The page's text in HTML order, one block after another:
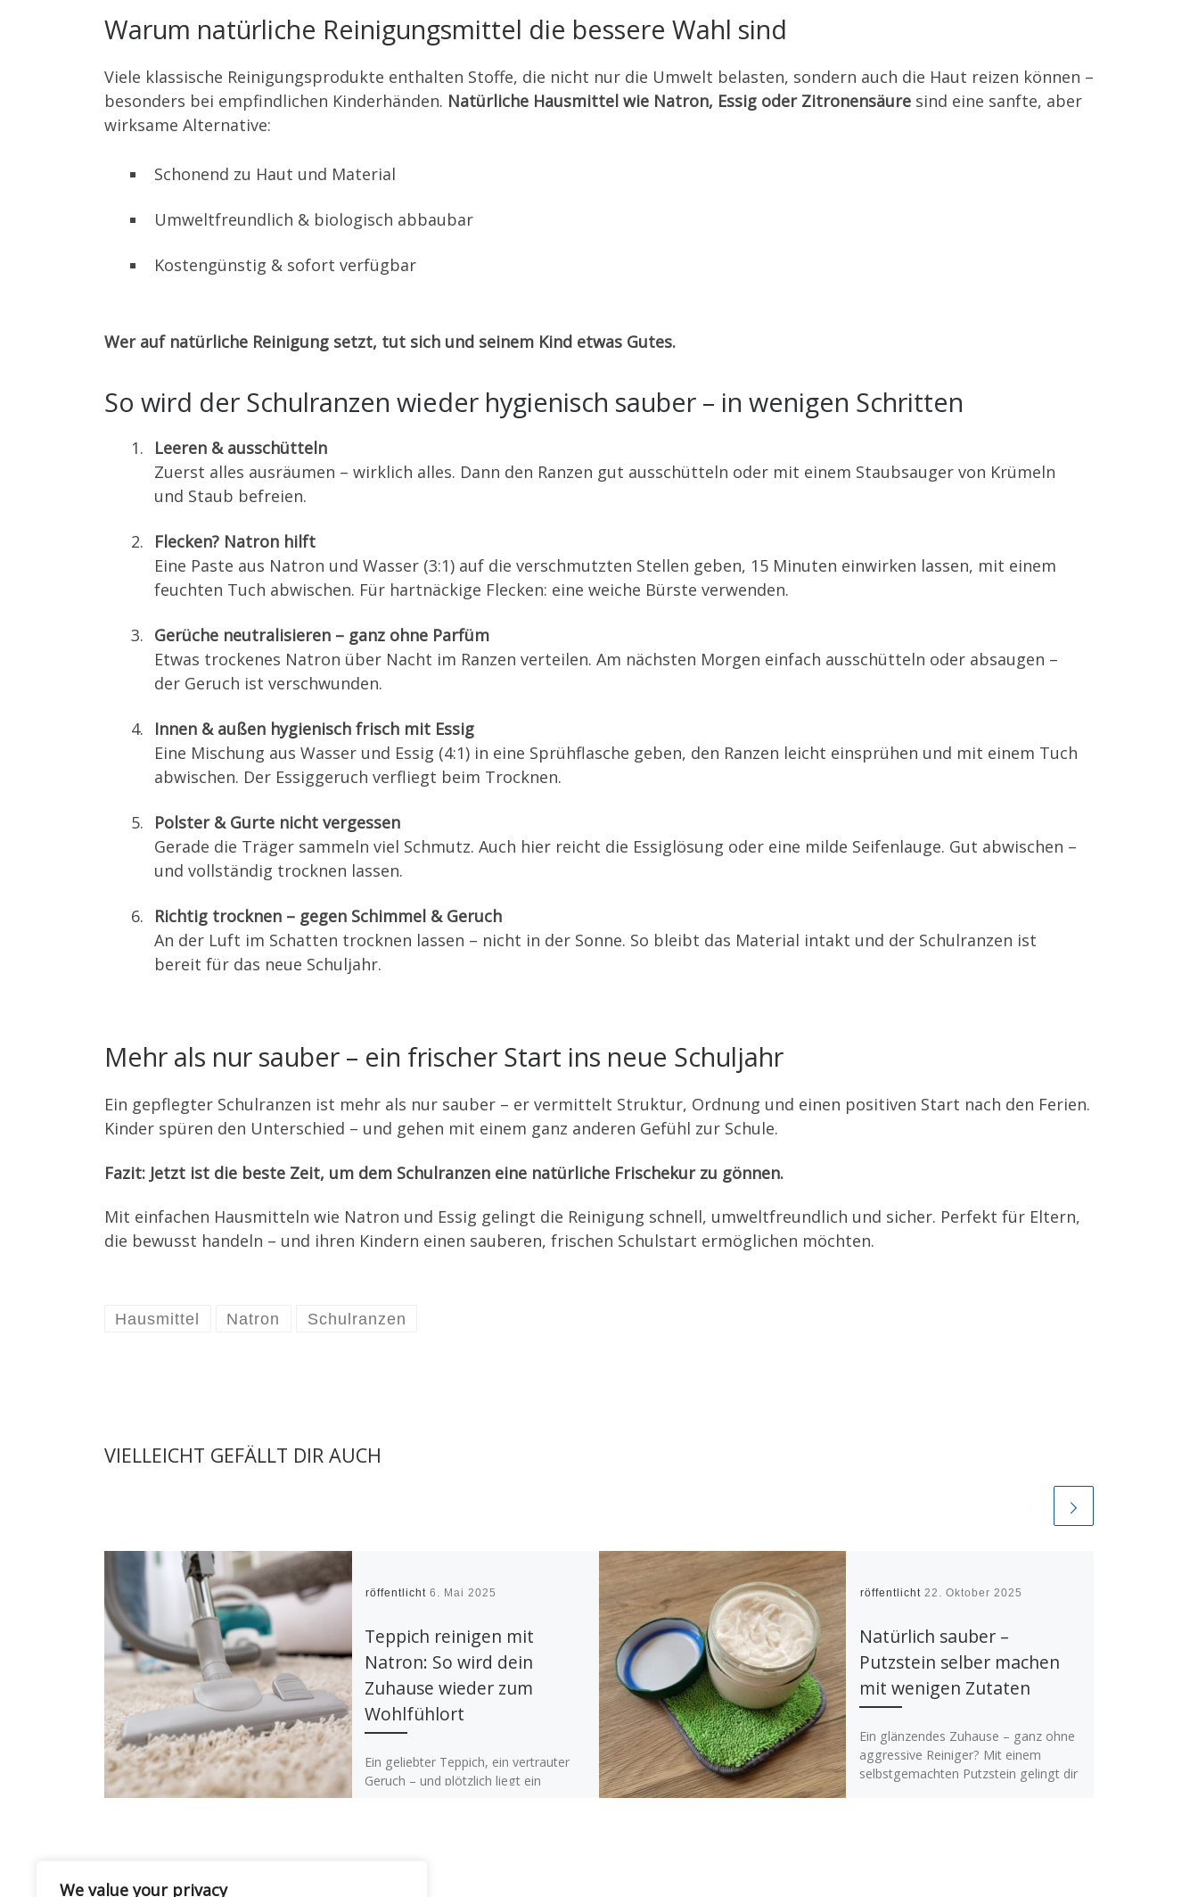
We value your privacy
Warum natürliche Reinigungsmittel die bessere Wahl sind
Viele klassische Reinigungsprodukte enthalten Stoffe, die nicht nur die Umwelt belasten, sondern auch die Haut reizen können –
besonders bei empfindlichen Kinderhänden. Natürliche Hausmittel wie Natron, Essig oder Zitronensäure sind eine sanfte, aber
wirksame Alternative:
Schonend zu Haut und Material
Umweltfreundlich & biologisch abbaubar
Kostengünstig & sofort verfügbar
Wer auf natürliche Reinigung setzt, tut sich und seinem Kind etwas Gutes.
So wird der Schulranzen wieder hygienisch sauber – in wenigen Schritten
Leeren & ausschütteln
Zuerst alles ausräumen – wirklich alles. Dann den Ranzen gut ausschütteln oder mit einem Staubsauger von Krümeln
und Staub befreien.
Flecken? Natron hilft
Eine Paste aus Natron und Wasser (3:1) auf die verschmutzten Stellen geben, 15 Minuten einwirken lassen, mit einem
feuchten Tuch abwischen. Für hartnäckige Flecken: eine weiche Bürste verwenden.
Gerüche neutralisieren – ganz ohne Parfüm
Etwas trockenes Natron über Nacht im Ranzen verteilen. Am nächsten Morgen einfach ausschütteln oder absaugen –
der Geruch ist verschwunden.
Innen & außen hygienisch frisch mit Essig
Eine Mischung aus Wasser und Essig (4:1) in eine Sprühflasche geben, den Ranzen leicht einsprühen und mit einem Tuch
abwischen. Der Essiggeruch verfliegt beim Trocknen.
Polster & Gurte nicht vergessen
Gerade die Träger sammeln viel Schmutz. Auch hier reicht die Essiglösung oder eine milde Seifenlauge. Gut abwischen –
und vollständig trocknen lassen.
Richtig trocknen – gegen Schimmel & Geruch
An der Luft im Schatten trocknen lassen – nicht in der Sonne. So bleibt das Material intakt und der Schulranzen ist
bereit für das neue Schuljahr.
Mehr als nur sauber – ein frischer Start ins neue Schuljahr
Ein gepflegter Schulranzen ist mehr als nur sauber – er vermittelt Struktur, Ordnung und einen positiven Start nach den Ferien.
Kinder spüren den Unterschied – und gehen mit einem ganz anderen Gefühl zur Schule.
Fazit: Jetzt ist die beste Zeit, um dem Schulranzen eine natürliche Frischekur zu gönnen.
Mit einfachen Hausmitteln wie Natron und Essig gelingt die Reinigung schnell, umweltfreundlich und sicher. Perfekt für Eltern,
die bewusst handeln – und ihren Kindern einen sauberen, frischen Schulstart ermöglichen möchten.
Hausmittel Natron Schulranzen
VIELLEICHT GEFÄLLT DIR AUCH
Veröffentlicht 6. Mai 2025
Teppich reinigen mit
Natron: So wird dein
Zuhause wieder zum
Wohlfühlort
Ein geliebter Teppich, ein vertrauter
Geruch – und plötzlich liegt ein
Veröffentlicht 22. Oktober 2025
Natürlich sauber –
Putzstein selber machen
mit wenigen Zutaten
Ein glänzendes Zuhause – ganz ohne
aggressive Reiniger? Mit einem
selbstgemachten Putzstein gelingt dir